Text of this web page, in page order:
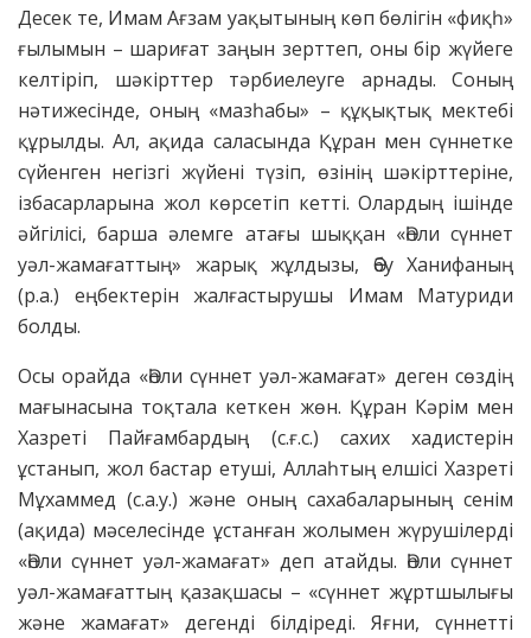
Десек те, Имам Ағзам уақытының көп бөлігін «фиқһ»
ғылымын – шариғат заңын зерттеп, оны бір жүйеге
келтіріп, шәкірттер тәрбиелеуге арнады. Соның
нәтижесінде, оның «мазһабы» – құқықтық мектебі
құрылды. Ал, ақида саласында Құран мен сүннетке
сүйенген негізгі жүйені түзіп, өзінің шәкірттеріне,
ізбасарларына жол көрсетіп кетті. Олардың ішінде
әйгілісі, барша әлемге атағы шыққан «Әһли сүннет
уәл-жамағаттың» жарық жұлдызы, Әбу Ханифаның
(р.а.) еңбектерін жалғастырушы Имам Матуриди
болды.
Осы орайда «Әһли сүннет уәл-жамағат» деген сөздің
мағынасына тоқтала кеткен жөн. Құран Кәрім мен
Хазреті Пайғамбардың (с.ғ.с.) сахих хадистерін
ұстанып, жол бастар етуші, Аллаһтың елшісі Хазреті
Мұхаммед (с.а.у.) және оның сахабаларының сенім
(ақида) мәселесінде ұстанған жолымен жүрушілерді
«Әһли сүннет уәл-жамағат» деп атайды. Әһли сүннет
уәл-жамағаттың қазақшасы – «сүннет жұртшылығы
және жамағат» дегенді білдіреді. Яғни, сүннетті